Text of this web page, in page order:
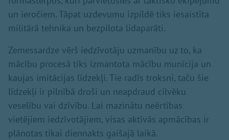
un ieročiem. Tāpat uzdevumu izpildē tiks iesaistīta
militārā tehnika un bezpilota lidaparāti.
Zemessardze vērš iedzīvotāju uzmanību uz to, ka
mācību procesā tiks izmantota mācību munīcija un
kaujas imitācijas līdzekļi. Tie radīs troksni, taču šie
līdzekļi ir pilnībā droši un neapdraud cilvēku
veselību vai dzīvību. Lai mazinātu neērtības
vietējiem iedzīvotājiem, visas aktīvās apmācības ir
plānotas tikai diennakts gaišajā laikā.